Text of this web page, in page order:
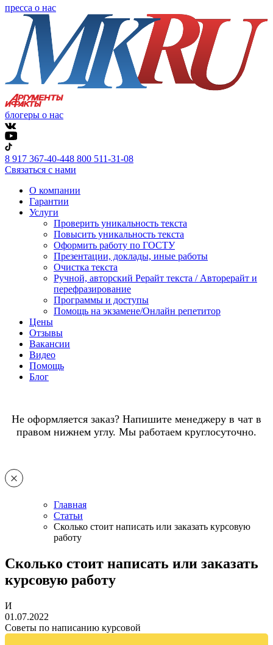
пресса о нас
блогеры о нас
8 917 367-40-448 800 511-31-08
Связаться с нами
О компании
Гарантии
Услуги
Проверить уникальность текста
Повысить уникальность текста
Оформить работу по ГОСТУ
Презентации, доклады, иные работы
Очистка текста
Ручной, авторский Рерайт текста / Авторерайт и
перефразирование
Программы и доступы
Помощь на экзамене/Онлайн репетитор
Цены
Отзывы
Вакансии
Видео
Помощь
Блог
Не оформляется заказ? Напишите менеджеру в чат в
правом нижнем углу. Мы работаем круглосуточно.
Главная
Статьи
Сколько стоит написать или заказать курсовую
работу
Сколько стоит написать или заказать
курсовую работу
И
01.07.2022
Советы по написанию курсовой